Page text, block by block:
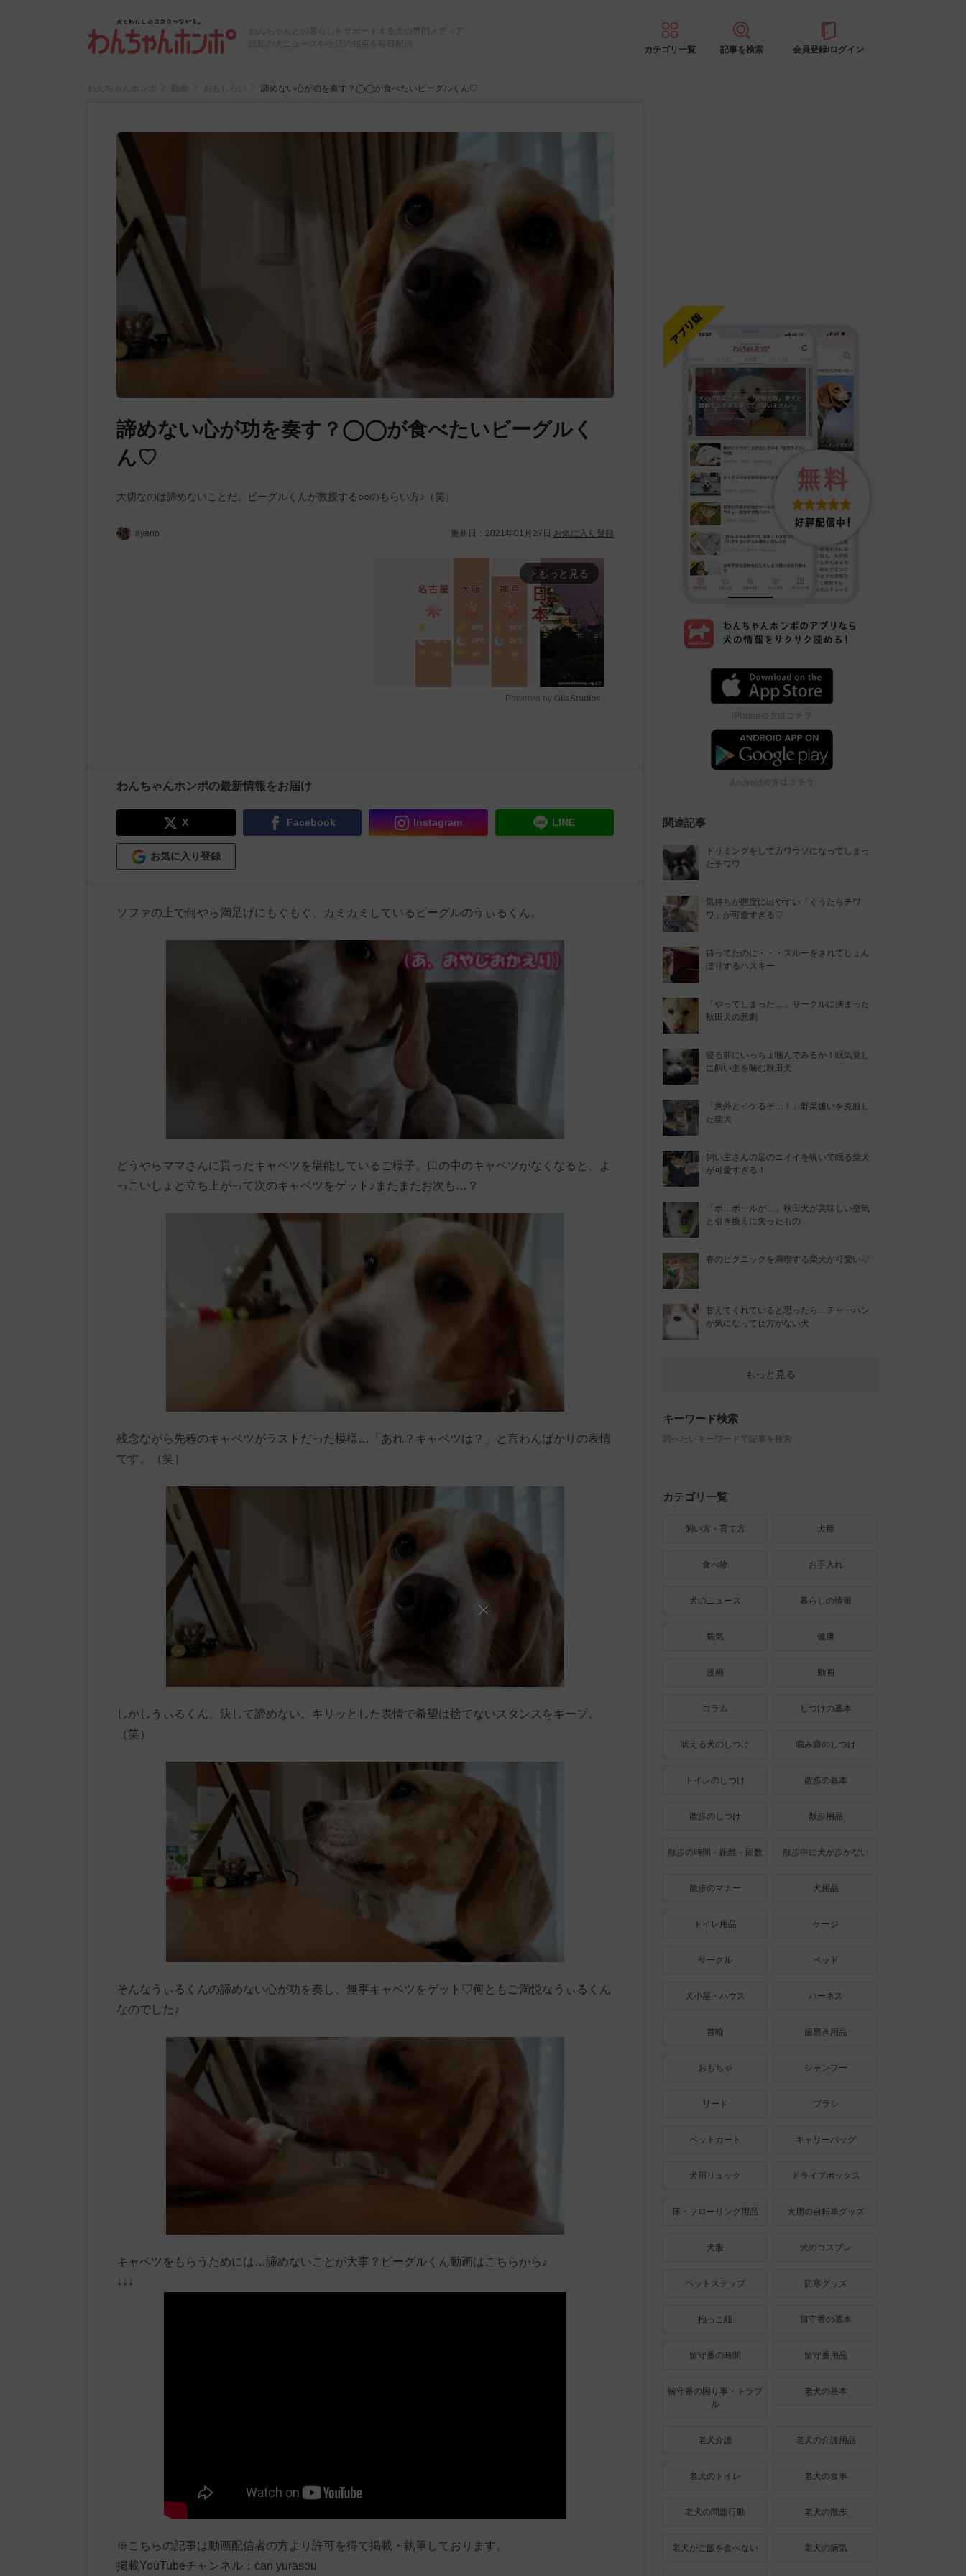
わんちゃんとの暮らしをサポートする犬の専門メディア
話題の犬ニュースや生活の知恵を毎日配信
カテゴリ一覧 記事を検索 会員登録/ログイン
わんちゃんホンポ おもしろい 諦めない心が功を奏す？◯◯が食べたいビーグルくん♡
諦めない心が功を奏す？◯◯が食べたいビーグルく
ん♡
大切なのは諦めないことだ。ビーグルくんが教授する○○のもらい方♪（笑）
ayano 更新日： 2021年01月27日 お気に入り登録
arrow_forward_ios もっと見る
Powered by GliaStudios
わんちゃんホンポの最新情報をお届け
X Facebook Instagram LINE
お気に入り登録
ソファの上で何やら満足げにもぐもぐ、カミカミしているビーグルのうぃるくん。
どうやらママさんに貰ったキャベツを堪能しているご様子。口の中のキャベツがなくなると、よ
っこいしょと立ち上がって次のキャベツをゲット♪またまたお次も…？
残念ながら先程のキャベツがラストだった模様…「あれ？キャベツは？」と言わんばかりの表情
です。（笑）
しかしうぃるくん、決して諦めない。キリッとした表情で希望は捨てないスタンスをキープ。
（笑）
そんなうぃるくんの諦めない心が功を奏し、無事キャベツをゲット♡何ともご満悦なうぃるくん
なのでした♪
キャベツをもらうためには…諦めないことが大事？ビーグルくん動画はこちらから♪
↓↓↓
※こちらの記事は動画配信者の方より許可を得て掲載・執筆しております。
掲載YouTubeチャンネル：can yurasou
関連記事
トリミングをしてカワウソになってしまっ
たチワワ
気持ちが態度に出やすい「ぐうたらチワ
ワ」が可愛すぎる♡
待ってたのに・・・スルーをされてしょん
ぼりするハスキー
「やってしまった…」サークルに挟まった
秋田犬の悲劇
寝る前にいっちょ噛んでみるか！眠気覚し
に飼い主を噛む秋田犬
「意外とイケるぞ…！」野菜嫌いを克服し
た柴犬
飼い主さんの足のニオイを嗅いで眠る柴犬
が可愛すぎる！
「ボ…ボールが…」秋田犬が美味しい空気
と引き換えに失ったもの
春のピクニックを満喫する柴犬が可愛い♡
甘えてくれていると思ったら…チャーハン
が気になって仕方がない犬
もっと見る
キーワード検索
調べたいキーワードで記事を検索
カテゴリ一覧
飼い方・育て方 犬種
食べ物 お手入れ
犬のニュース 暮らしの情報
病気 健康
漫画 動画
コラム しつけの基本
吠える犬のしつけ 噛み癖のしつけ
トイレのしつけ 散歩の基本
散歩のしつけ 散歩用品
散歩の時間・距離・回数 散歩中に犬が歩かない
散歩のマナー 犬用品
トイレ用品 ケージ
サークル ベッド
犬小屋・ハウス ハーネス
首輪 歯磨き用品
おもちゃ シャンプー
リード ブラシ
ペットカート キャリーバッグ
犬用リュック ドライブボックス
床・フローリング用品 犬用の自転車グッズ
犬服 犬のコスプレ
ペットステップ 防寒グッズ
抱っこ紐 留守番の基本
留守番の時間 留守番用品
留守番の困り事・トラブ
ル
老犬の基本
老犬介護 老犬の介護用品
老犬のトイレ 老犬の食事
老犬の問題行動 老犬の散歩
老犬がご飯を食べない 老犬の病気